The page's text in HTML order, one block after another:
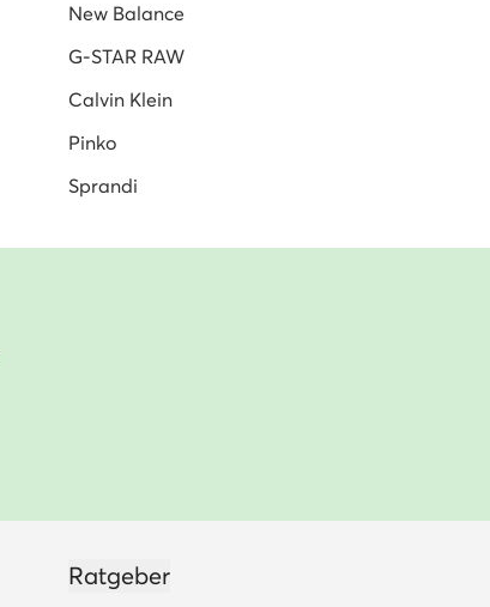
New Balance
G-STAR RAW
Calvin Klein
Pinko
Sprandi
Ratgeber